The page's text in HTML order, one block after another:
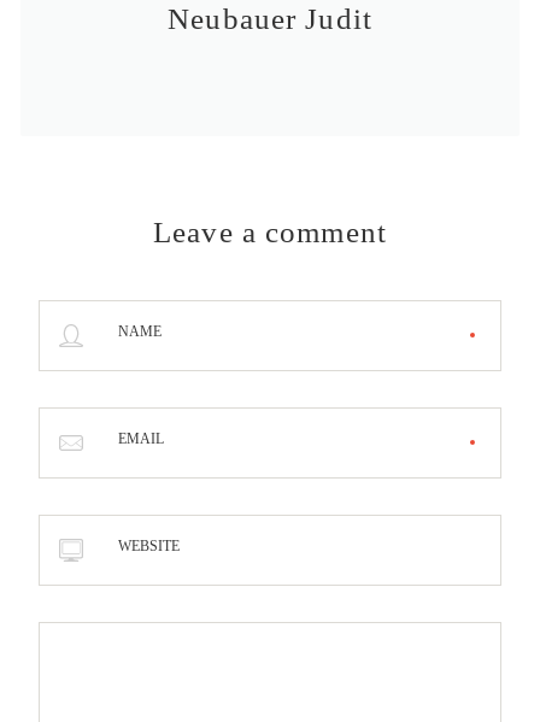
Neubauer Judit
Leave a comment
NAME
EMAIL
WEBSITE